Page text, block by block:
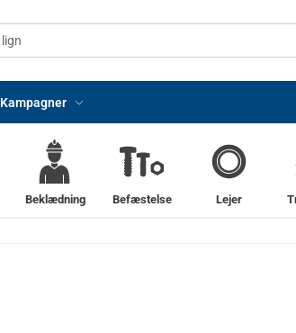
Kampagner
Beklædning Befæstelse Lejer